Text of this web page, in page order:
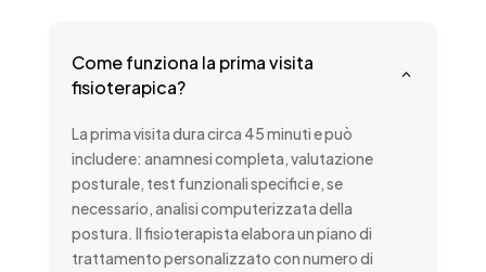
2
Come funziona la prima visita
fisioterapica?
La prima visita dura circa 45 minuti e può
includere: anamnesi completa, valutazione
posturale, test funzionali specifici e, se
necessario, analisi computerizzata della
postura. Il fisioterapista elabora un piano di
trattamento personalizzato con numero di